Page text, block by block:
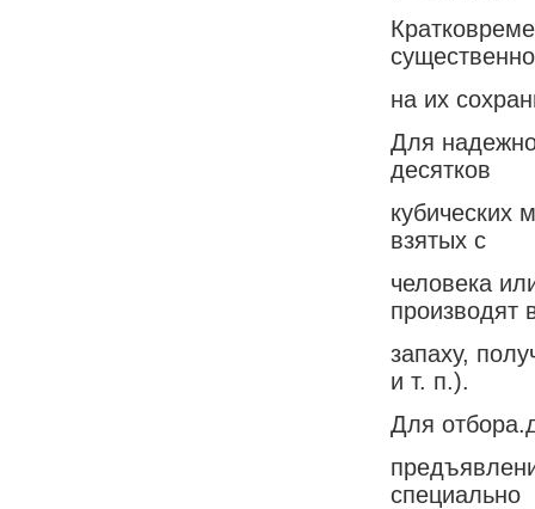
на их
Для
десятков
кубических
взятых с
человека
производят
запаху,
и т. п.).
Для
специально